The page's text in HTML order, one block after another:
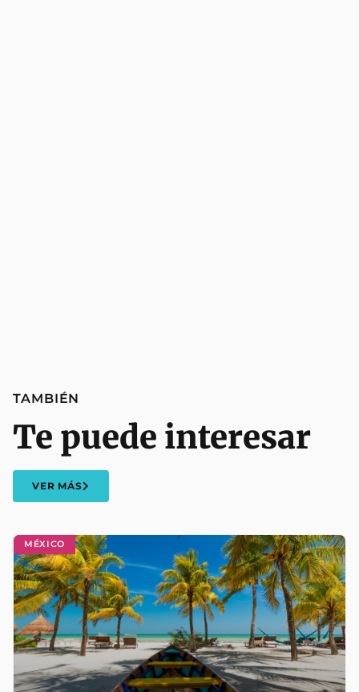
MÉXICO
TAMBIÉN
Te puede interesar
VER MÁS